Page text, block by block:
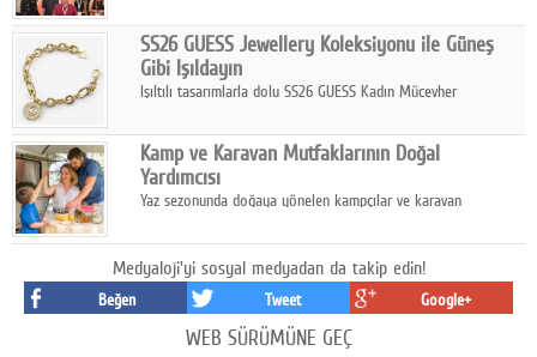
SS26 GUESS Jewellery Koleksiyonu ile Güneş
Gibi Işıldayın
Işıltılı tasarımlarla dolu SS26 GUESS Kadın Mücevher
dokunuşunu taşıyor.
Kamp ve Karavan Mutfaklarının Doğal
Yardımcısı
Yaz sezonunda doğaya yönelen kampçılar ve karavan
temizlik sağlayan, çevreye duyarlı bitkisel içerikli ürünleri tercih
ediyor.
Medyaloji'yi sosyal medyadan da takip edin!
Beğen Tweet Google+
WEB SÜRÜMÜNE GEÇ